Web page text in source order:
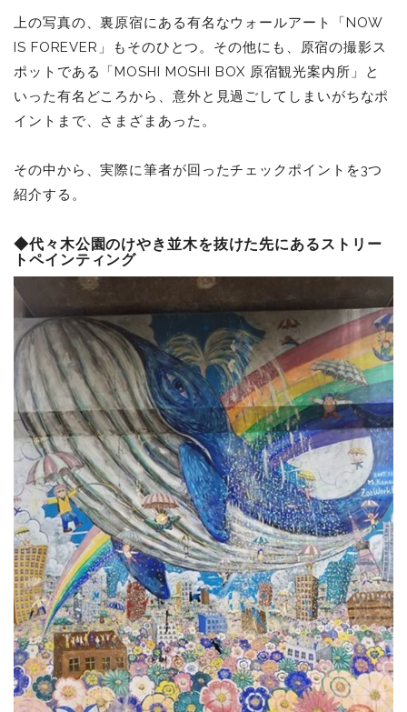
上の写真の、裏原宿にある有名なウォールアート「NOW
IS FOREVER」もそのひとつ。その他にも、原宿の撮影ス
ポットである「MOSHI MOSHI BOX 原宿観光案内所」と
いった有名どころから、意外と見過ごしてしまいがちなポ
イントまで、さまざまあった。
その中から、実際に筆者が回ったチェックポイントを3つ
紹介する。
◆代々木公園のけやき並木を抜けた先にあるストリー
トペインティング